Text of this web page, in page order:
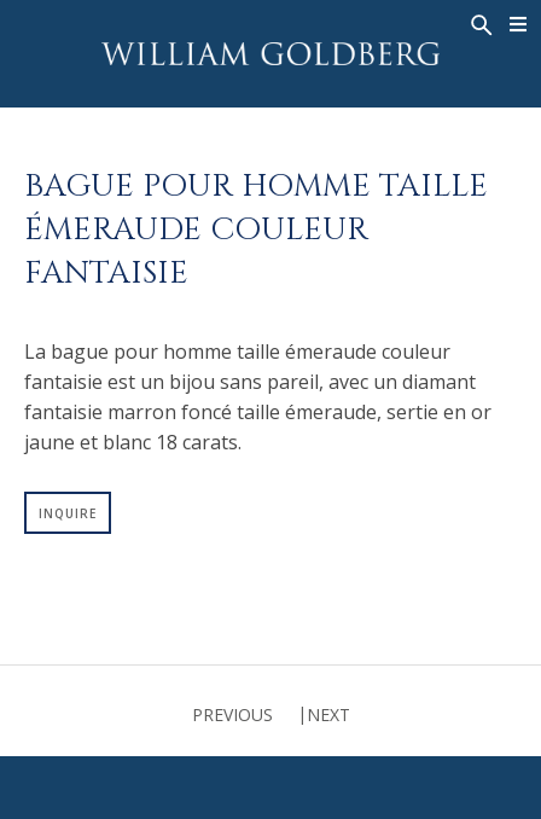
HAUTE JOAILLERIE
BAGUES POUR HOMME
COLLIERS
PENDENTIFS
BRACELETS
MONTRES
COULEURS FANCY
ASHOKA JOAILLERIE
BAGUES
BANDS
MEN'S RINGS
PENDENTIFS
BOUCLES D’OREILLES
BRACELETS
MONTRES
HISTOIRE
ASHOKA®
BAGUE POUR HOMME TAILLE
ÉMERAUDE COULEUR
FANTAISIE
La bague pour homme taille émeraude couleur
fantaisie est un bijou sans pareil, avec un diamant
fantaisie marron foncé taille émeraude, sertie en or
jaune et blanc 18 carats.
INQUIRE
PREVIOUS NEXT